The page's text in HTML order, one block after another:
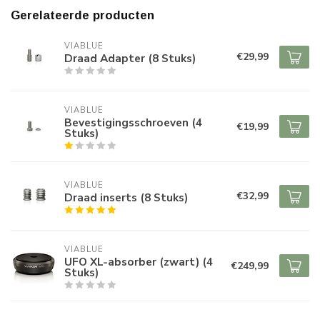
Gerelateerde producten
VIABLUE
Draad Adapter (8 Stuks) €29,99
VIABLUE
Bevestigingsschroeven (4
Stuks) €19,99
VIABLUE
Draad inserts (8 Stuks) €32,99
VIABLUE
UFO XL-absorber (zwart) (4
Stuks) €249,99